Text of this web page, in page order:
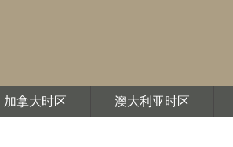
加拿大时区 澳大利亚时区